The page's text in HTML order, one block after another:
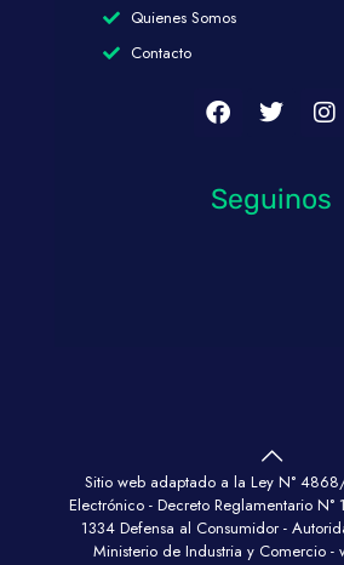
Quienes Somos
Contacto
Seguinos
Sitio web adaptado a la Ley N°
Electrónico - Decreto Reglamentario
1334 Defensa al Consumidor -
Ministerio de Industria y Comercio -